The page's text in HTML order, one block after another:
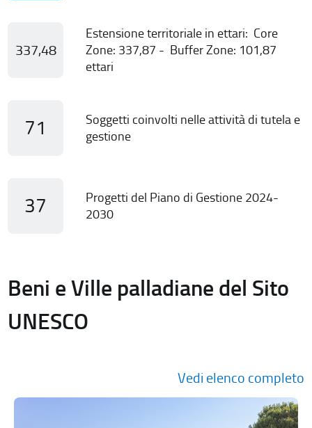
337,48
Estensione territoriale in ettari: Core
Zone: 337,87 - Buffer Zone: 101,87
ettari
71
Soggetti coinvolti nelle attività di tutela e
gestione
37
Progetti del Piano di Gestione 2024-
2030
Beni e Ville palladiane del Sito
UNESCO
Vedi elenco completo